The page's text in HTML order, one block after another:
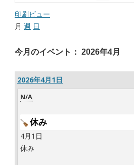
印刷ビュー
月 週 日
今月のイベント： 2026年4月
2026年4月1日
N/A
休み
4月1日
休み